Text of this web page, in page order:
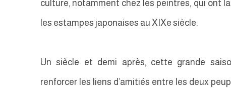
culture, notamment chez les peintres, qui ont
les estampes japonaises au XIXe siècle.
Un siècle et demi après, cette grande
renforcer les liens d’amitiés entre les deux